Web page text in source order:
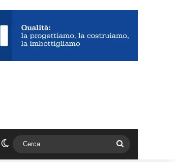
il carrello
Cambia aspetto